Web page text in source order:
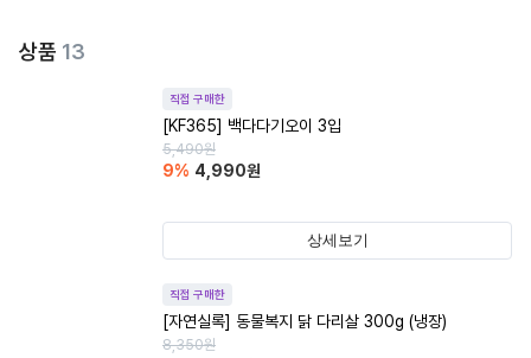
상품 13
직접 구매한
[KF365] 백다다기오이 3입
5,490원
9% 4,990원
상세보기
직접 구매한
[자연실록] 동물복지 닭 다리살 300g (냉장)
8,350원